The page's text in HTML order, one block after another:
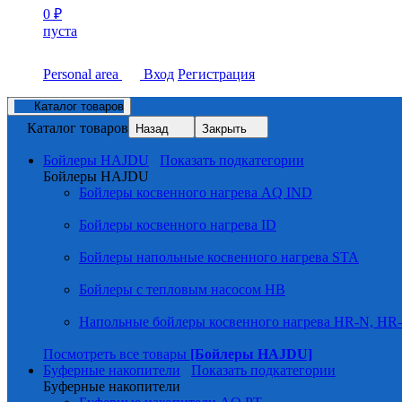
0 ₽
пуста
Personal area Вход Регистрация
Каталог товаров
Каталог товаров Назад Закрыть
Бойлеры HAJDU
Показать подкатегории
Бойлеры HAJDU
Бойлеры косвенного нагрева AQ IND
Бойлеры косвенного нагрева ID
Бойлеры напольные косвенного нагрева STA
Бойлеры с тепловым насосом HB
Напольные бойлеры косвенного нагрева HR-N,
Посмотреть все товары [Бойлеры HAJDU]
Буферные накопители
Показать подкатегории
Буферные накопители